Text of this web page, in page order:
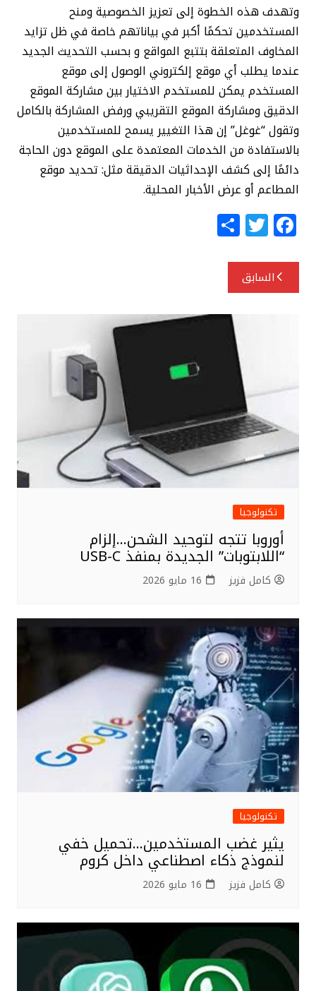
وتهدف هذه الخطوة إلى تعزيز الخصوصية ومنح
المستخدمين تحكمًا أكبر في بياناتهم خاصة في ظل تزايد
المخاوف المتعلقة بتتبع المواقع و بحسب التحديث الجديد
عندما يطلب أي موقع إلكتروني الوصول إلى موقع
المستخدم يمكن للمستخدم الاختيار بين مشاركة الموقع
الدقيق ومشاركة الموقع التقريبي ورفض المشاركة بالكامل
وتقول “غوغل” إن هذا التغيير يسمح للمستخدمين
بالاستفادة من الخدمات المعتمدة على الموقع دون الحاجة
دائمًا إلى كشف الإحداثيات الدقيقة مثل: تحديد موقع
المطاعم أو عرض الأخبار المحلية.
F
a
c
e
k
T
w
itt
e
S
h
تصفّح
المقالات
السابق
تكنولوجيا
أوروبا تتجه لتوحيد الشحن…إلزام
“اللابتوبات” الجديدة بمنفذ USB-C
كامل فزيز 16 مايو 2026
تكنولوجيا
يثير غضب المستخدمين…تحميل خفي
لنموذج ذكاء اصطناعي داخل كروم
كامل فزيز 16 مايو 2026